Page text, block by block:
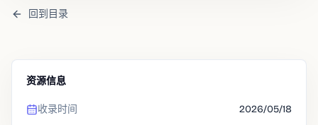
回到目录
资源信息
收录时间 2026/05/18